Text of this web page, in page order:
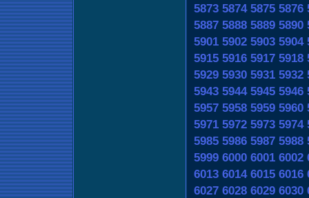
5873 5874 5875 5876
5887 5888 5889 5890
5901 5902 5903 5904
5915 5916 5917 5918
5929 5930 5931 5932
5943 5944 5945 5946
5957 5958 5959 5960
5971 5972 5973 5974
5985 5986 5987 5988
5999 6000 6001 6002
6013 6014 6015 6016
6027 6028 6029 6030